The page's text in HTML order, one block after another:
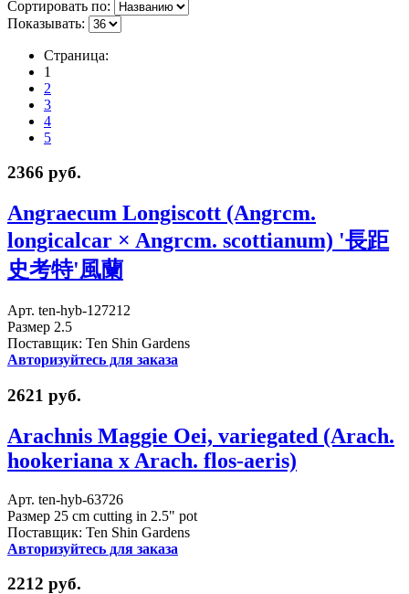
Сортировать по:
Показывать:
Страница:
1
2
3
4
5
2366 руб.
Angraecum Longiscott (Angrcm.
longicalcar × Angrcm. scottianum) '長距
史考特'風蘭
Арт. ten-hyb-127212
Размер 2.5
Поставщик: Ten Shin Gardens
Авторизуйтесь для заказа
2621 руб.
Arachnis Maggie Oei, variegated (Arach.
hookeriana x Arach. flos-aeris)
Арт. ten-hyb-63726
Размер 25 cm cutting in 2.5" pot
Поставщик: Ten Shin Gardens
Авторизуйтесь для заказа
2212 руб.